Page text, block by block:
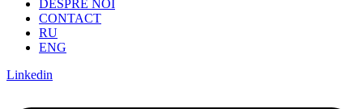
DESPRE NOI
CONTACT
RU
ENG
Linkedin